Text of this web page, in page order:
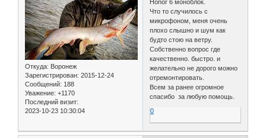
Откуда: Воронеж
Зарегистрирован: 2015-12-24
Сообщений: 188
Уважение: +1170
Последний визит:
2023-10-23 10:30:04
Honor 6 моноблок.
Что то случилось с
микрофоном, меня очень
плохо слышно и шум как
будто стою на ветру.
Собственно вопрос где
качественно. быстро. и
желательно не дорого можно
отремонтировать.
Всем за ранее огромное
спасибо за любую помощь.
0